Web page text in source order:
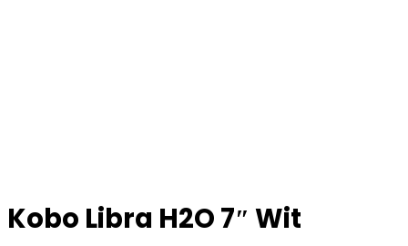
Kobo Libra H2O 7″ Wit